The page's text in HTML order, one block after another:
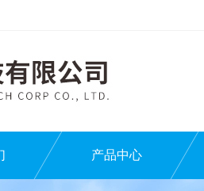
产品中心